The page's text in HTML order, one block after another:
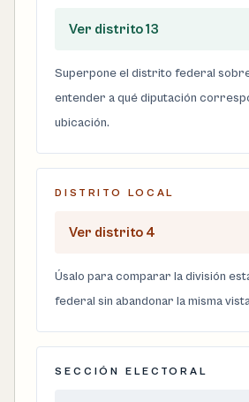
Ver distrito 13
Superpone el distrito federal
entender a qué diputación
ubicación.
DISTRITO LOCAL
Ver distrito 4
Úsalo para comparar la división
federal sin abandonar la misma
SECCIÓN ELECTORAL